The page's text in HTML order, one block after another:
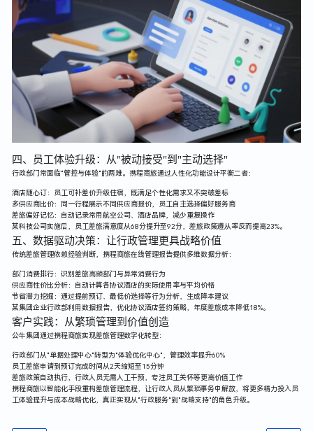
四、员工体验升级：从"被动接受"到"主动选择"
行政部门常面临"管控与体验"的两难。携程商旅通过人性化功能设计平衡二者：
酒店随心订：员工可补差价升级住宿，既满足个性化需求又不突破差标
多供应商比价：同一行程展示不同供应商报价，员工自主选择偏好服务商
差旅偏好记忆：自动记录常用航空公司、酒店品牌，减少重复操作
某科技公司实施后，员工差旅满意度从68分提升至92分，差旅政策遵从率反而提高23%。
五、数据驱动决策：让行政管理更具战略价值
传统差旅管理依赖经验判断，携程商旅在线管理报告提供多维数据分析：
部门消费排行：识别差旅高频部门与异常消费行为
供应商性价比分析：自动计算各协议酒店的实际使用率与平均价格
节省潜力挖掘：通过提前预订、最低价选择等行为分析，生成降本建议
某集团企业行政部利用数据报告，优化协议酒店签约策略，年度差旅成本降低18%。
客户实践：从繁琐管理到价值创造
公牛集团通过携程商旅实现差旅管理数字化转型：
行政部门从"单据处理中心"转型为"体验优化中心"，管理效率提升60%
员工差旅申请到预订完成时间从2天缩短至15分钟
差旅政策自动执行，行政人员无需人工干预，专注员工关怀等更高价值工作
携程商旅以智能化手段重构差旅管理流程，让行政人员从繁琐事务中解放，将更多精力投入员
工体验提升与成本战略优化，真正实现从"行政服务"到"战略支持"的角色升级。